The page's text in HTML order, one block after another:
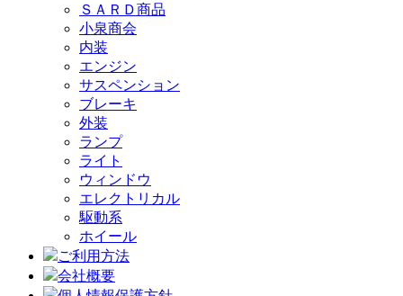
ＳＡＲＤ商品
小泉商会
内装
エンジン
サスペンション
ブレーキ
外装
ランプ
ライト
ウィンドウ
エレクトリカル
駆動系
ホイール
ご利用方法
会社概要